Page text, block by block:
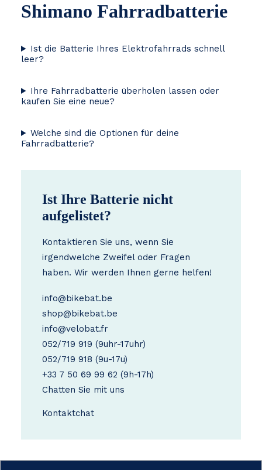
Shimano Fahrradbatterie
Ist die Batterie Ihres Elektrofahrrads schnell
leer?
Ihre Fahrradbatterie überholen lassen oder
kaufen Sie eine neue?
Welche sind die Optionen für deine
Fahrradbatterie?
Ist Ihre Batterie nicht
aufgelistet?
Kontaktieren Sie uns, wenn Sie
irgendwelche Zweifel oder Fragen
haben. Wir werden Ihnen gerne helfen!
info@bikebat.be
shop@bikebat.be
info@velobat.fr
052/719 919 (9uhr-17uhr)
052/719 918 (9u-17u)
+33 7 50 69 99 62 (9h-17h)
Chatten Sie mit uns
Kontaktchat